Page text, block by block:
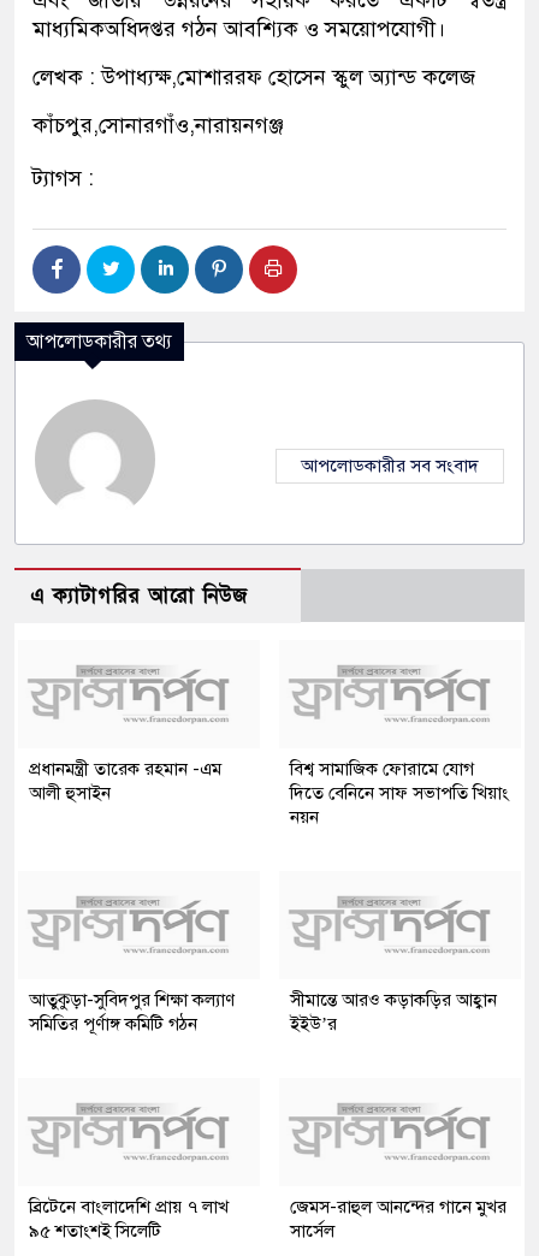
মাধ্যমিকঅধিদপ্তর গঠন আবশ্যিক ওসময়োপযোগী।
লেখক :উপাধ্যক্ষ,মোশাররফ হোসেন স্কুল অ্যান্ড কলেজ
কাঁচপুর,সোনারগাঁও,নারায়নগঞ্জ
ট্যাগস :
আপলোডকারীর তথ্য
আপলোডকারীর সব সংবাদ
এ ক্যাটাগরির আরো নিউজ
প্রধানমন্ত্রী তারেক রহমান -এম
আলী হুসাইন
বিশ্ব সামাজিক ফোরামে যোগ
দিতে বেনিনে সাফ সভাপতি খিয়াং
নয়ন
আতুকুড়া-সুবিদপুর শিক্ষা কল্যাণ
সমিতির পূর্ণাঙ্গ কমিটি গঠন
সীমান্তে আরও কড়াকড়ির আহ্বান
ইইউ’র
ব্রিটেনে বাংলাদেশি প্রায় ৭ লাখ
৯৫ শতাংশই সিলেটি
জেমস-রাহুল আনন্দের গানে মুখর
সার্সেল